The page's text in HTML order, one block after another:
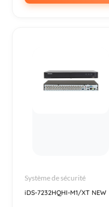
Système de sécurité
iDS-7232HQHI-M1/XT NEW